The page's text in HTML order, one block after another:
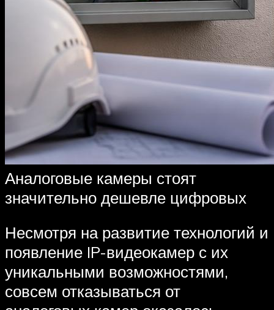
Аналоговые камеры стоят
значительно дешевле цифровых
Несмотря на развитие технологий и
появление IP-видеокамер с их
уникальными возможностями,
совсем отказываться от